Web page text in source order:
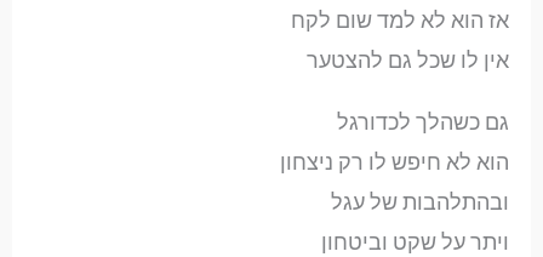
אז הוא לא למד שום לקח
אין לו שכל גם להצטער
גם כשהלך לכדורגל
הוא לא חיפש לו רק ניצחון
ובהתלהבות של עגל
ויתר על שקט וביטחון